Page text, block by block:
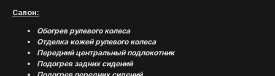
Салон:
Обогрев рулевого колеса
Отделка кожей рулевого колеса
Передний центральный подлокотник
Подогрев задних сидений
ОТЗЫВЫ)